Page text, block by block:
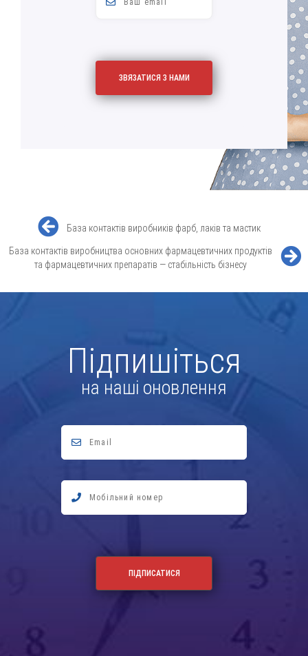
База контактів виробників фарб, лаків та мастик
База контактів виробництва основних фармацевтичних продуктів
та фармацевтичних препаратів — стабільність бізнесу
Підпишіться
на наші оновлення